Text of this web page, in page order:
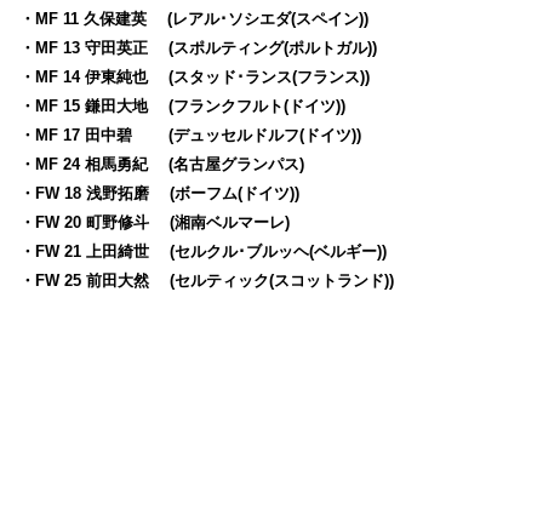
・MF 11 久保建英 (レアル･ソシエダ(スペイン))
・MF 13 守田英正 (スポルティング(ポルトガル))
・MF 14 伊東純也 (スタッド･ランス(フランス))
・MF 15 鎌田大地 (フランクフルト(ドイツ))
・MF 17 田中碧 (デュッセルドルフ(ドイツ))
・MF 24 相馬勇紀 (名古屋グランパス)
・FW 18 浅野拓磨 (ボーフム(ドイツ))
・FW 20 町野修斗 (湘南ベルマーレ)
・FW 21 上田綺世 (セルクル･ブルッヘ(ベルギー))
・FW 25 前田大然 (セルティック(スコットランド))